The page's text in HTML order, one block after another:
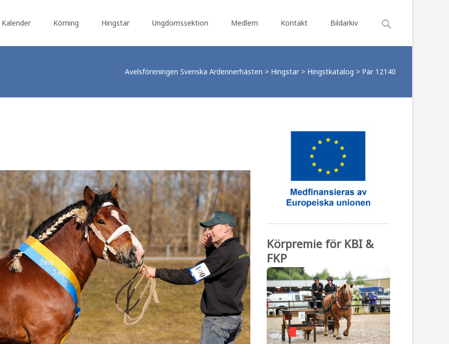
Kalender Körning Hingstar Ungdomssektion Medlem Kontakt Bildarkiv
Search
Avelsföreningen Svenska Ardennerhästen > Hingstar > Hingstkatalog > Pär 12140
Körpremie för KBI &
FKP